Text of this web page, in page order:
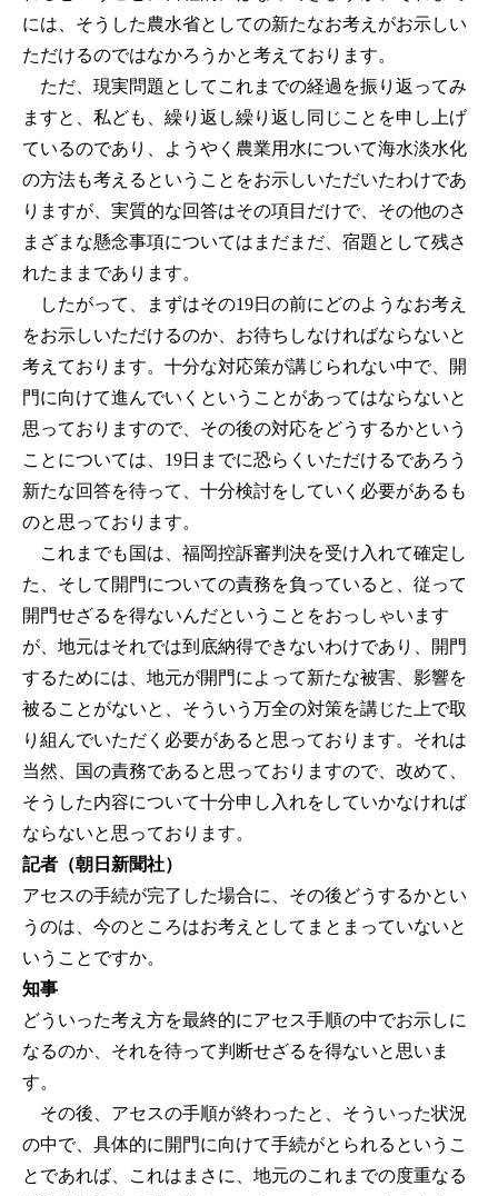
には、そうした農水省としての新たなお考えがお示しい
ただけるのではなかろうかと考えております。
ただ、現実問題としてこれまでの経過を振り返ってみ
ますと、私ども、繰り返し繰り返し同じことを申し上げ
ているのであり、ようやく農業用水について海水淡水化
の方法も考えるということをお示しいただいたわけであ
りますが、実質的な回答はその項目だけで、その他のさ
まざまな懸念事項についてはまだまだ、宿題として残さ
れたままであります。
したがって、まずはその19日の前にどのようなお考え
をお示しいただけるのか、お待ちしなければならないと
考えております。十分な対応策が講じられない中で、開
門に向けて進んでいくということがあってはならないと
思っておりますので、その後の対応をどうするかという
ことについては、19日までに恐らくいただけるであろう
新たな回答を待って、十分検討をしていく必要があるも
のと思っております。
これまでも国は、福岡控訴審判決を受け入れて確定し
た、そして開門についての責務を負っていると、従って
開門せざるを得ないんだということをおっしゃいます
が、地元はそれでは到底納得できないわけであり、開門
するためには、地元が開門によって新たな被害、影響を
被ることがないと、そういう万全の対策を講じた上で取
り組んでいただく必要があると思っております。それは
当然、国の責務であると思っておりますので、改めて、
そうした内容について十分申し入れをしていかなければ
ならないと思っております。
記者（朝日新聞社）
アセスの手続が完了した場合に、その後どうするかとい
うのは、今のところはお考えとしてまとまっていないと
いうことですか。
知事
どういった考え方を最終的にアセス手順の中でお示しに
なるのか、それを待って判断せざるを得ないと思いま
す。
その後、アセスの手順が終わったと、そういった状況
の中で、具体的に開門に向けて手続がとられるというこ
とであれば、これはまさに、地元のこれまでの度重なる